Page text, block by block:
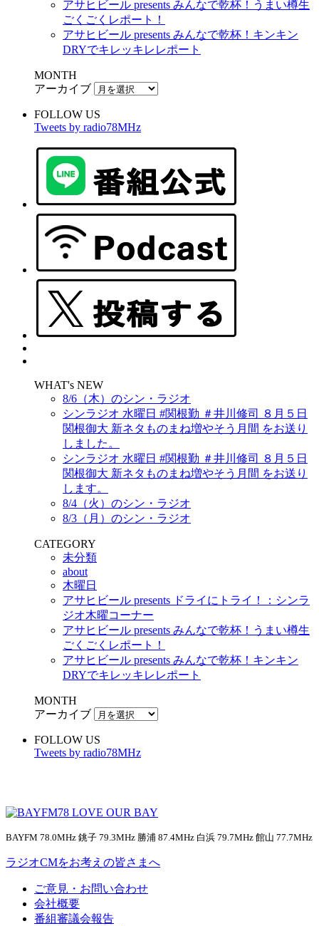
アサヒビール presents みんなで乾杯！うまい樽生
ごくごくレポート！
アサヒビール presents みんなで乾杯！キンキン
DRYでキレッキレレポート
MONTH
アーカイブ
FOLLOW US
Tweets by radio78MHz
WHAT's NEW
8/6（木）のシン・ラジオ
シンラジオ 水曜日 #関根勤 ＃井川修司 ８月５日
関根御大 新ネタものまね増やそう月間 をお送り
しました。
シンラジオ 水曜日 #関根勤 ＃井川修司 ８月５日
関根御大 新ネタものまね増やそう月間 をお送り
します。
8/4（火）のシン・ラジオ
8/3（月）のシン・ラジオ
CATEGORY
未分類
about
木曜日
アサヒビール presents ドライにトライ！：シンラ
ジオ木曜コーナー
アサヒビール presents みんなで乾杯！うまい樽生
ごくごくレポート！
アサヒビール presents みんなで乾杯！キンキン
DRYでキレッキレレポート
MONTH
アーカイブ
FOLLOW US
Tweets by radio78MHz
BAYFM 78.0MHz 銚子 79.3MHz 勝浦 87.4MHz 白浜 79.7MHz 館山 77.7MHz
ラジオCMをお考えの皆さまへ
ご意見・お問い合わせ
会社概要
番組審議会報告